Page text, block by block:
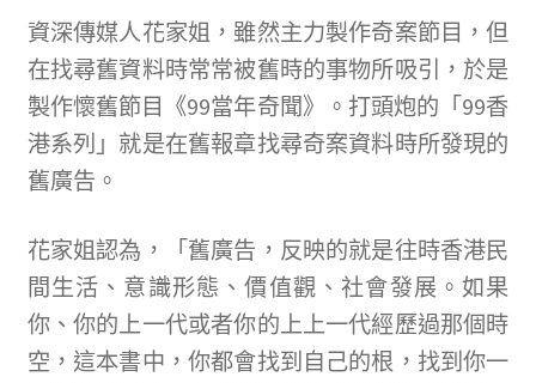
資深傳媒人花家姐，雖然主力製作奇案節目，但
在找尋舊資料時常常被舊時的事物所吸引，於是
製作懷舊節目《99當年奇聞》。打頭炮的「99香
港系列」就是在舊報章找尋奇案資料時所發現的
舊廣告。
花家姐認為，「舊廣告，反映的就是往時香港民
間生活、意識形態、價值觀、社會發展。如果
你、你的上一代或者你的上上一代經歷過那個時
空，這本書中，你都會找到自己的根，找到你一